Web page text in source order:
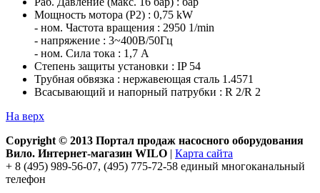
Мощность мотора (P2) : 0,75 kW
- ном. Частота вращения : 2950 1/min
- напряжение : 3~400В/50Гц
- ном. Сила тока : 1,7 A
Степень защиты установки : IP 54
Трубная обвязка : нержавеющая сталь 1.4571
Всасывающий и напорный патрубки : R 2/R 2
На верх
Copyright © 2013 Портал продаж насосного оборудования
Вило. Интернет-магазин WILO | Карта сайта
+ 8 (495) 989-56-07, (495) 775-72-58 единый многоканальный
телефон